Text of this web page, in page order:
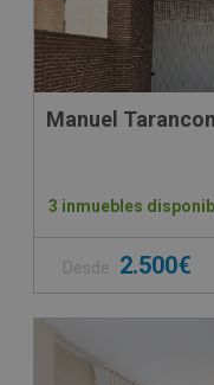
Manuel
3 inmuebles
Desde 2.500€